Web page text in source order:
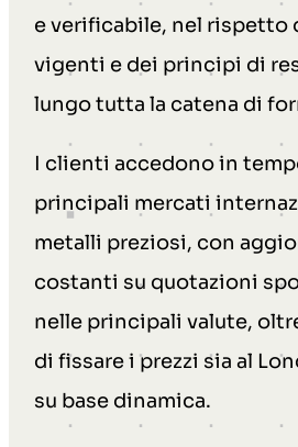
e verificabile, nel rispetto
vigenti e dei principi di
lungo tutta la catena di
I clienti accedono in
principali mercati
metalli preziosi, con
costanti su quotazioni
nelle principali valute,
di fissare i prezzi sia al
su base dinamica.